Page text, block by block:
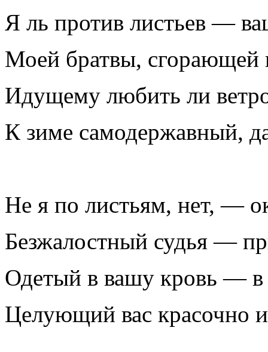
Я ль против листьев —
Моей братвы, сгорающей
Идущему любить ли
К зиме самодержавный,
Не я по листьям, нет, —
Безжалостный судья —
Одетый в вашу кровь —
Целующий вас красочно